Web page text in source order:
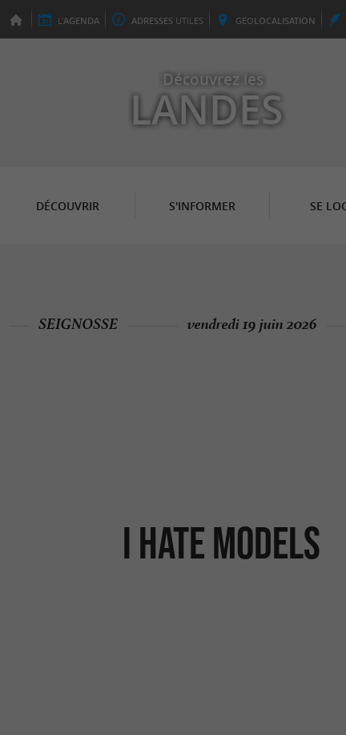
L'AGENDA ADRESSES UTILES GEOLOCALISATION
Découvrez les
LANDES
DÉCOUVRIR S'INFORMER SE
I Hate Models
SEIGNOSSE vendredi 19 juin 2026